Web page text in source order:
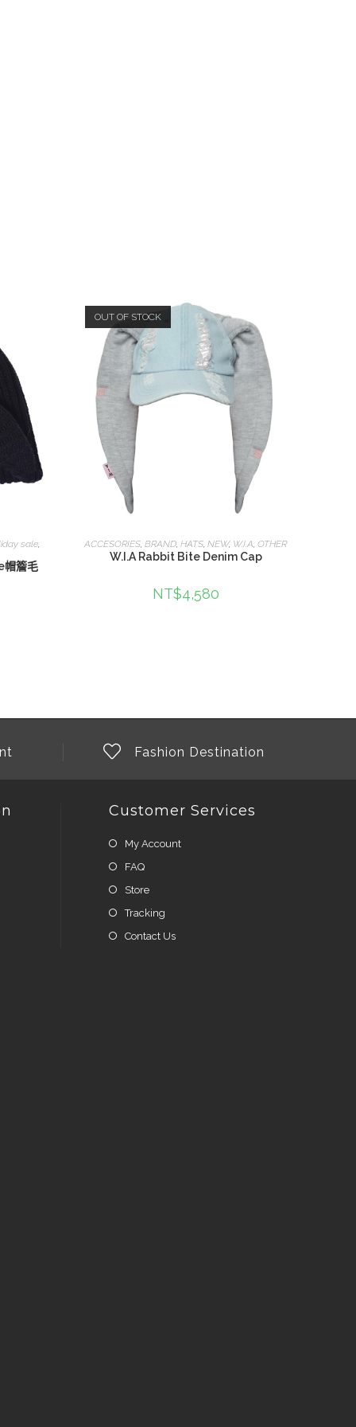
sale,
帽簷毛
OUT OF STOCK
查看內容
ACCESORIES BRAND HATS NEW, W.I.A OTHER
W.I.A Rabbit Bite Denim Cap
NT$4,580
Fashion Destination
Customer Services
My Account
FAQ
Store
Tracking
Contact Us